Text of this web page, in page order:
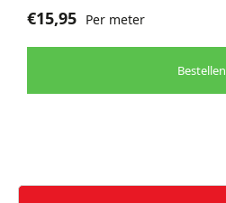
€15,95 Per meter
Bestellen